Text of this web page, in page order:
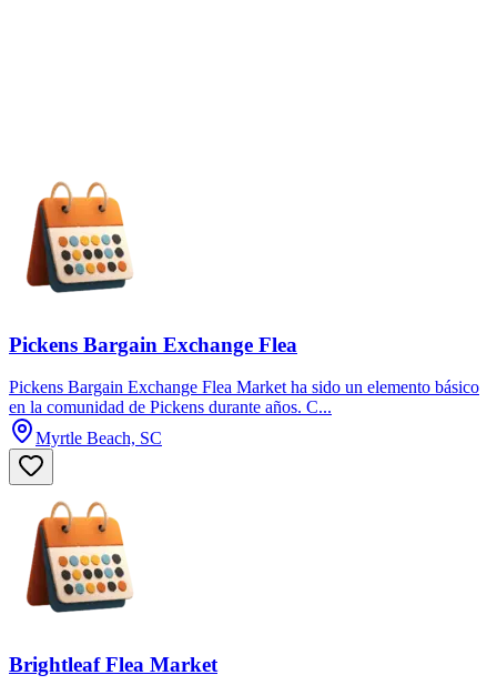
Pickens Bargain Exchange Flea
Pickens Bargain Exchange Flea Market ha sido un elemento básico
en la comunidad de Pickens durante años. C...
Myrtle Beach, SC
Brightleaf Flea Market